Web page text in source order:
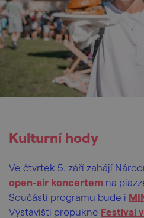
Kulturní hody
Ve čtvrtek 5. září zahájí
open-air koncertem na
Součástí programu bude i
Výstavišti propukne Festival